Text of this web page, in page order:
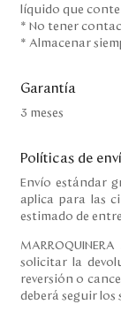
líquido que
* No tener
* Almacenar
Garantía
3 meses
Políticas de
Envío estándar
aplica para las
estimado de
solicitar la
reversión o
deberá seguir los